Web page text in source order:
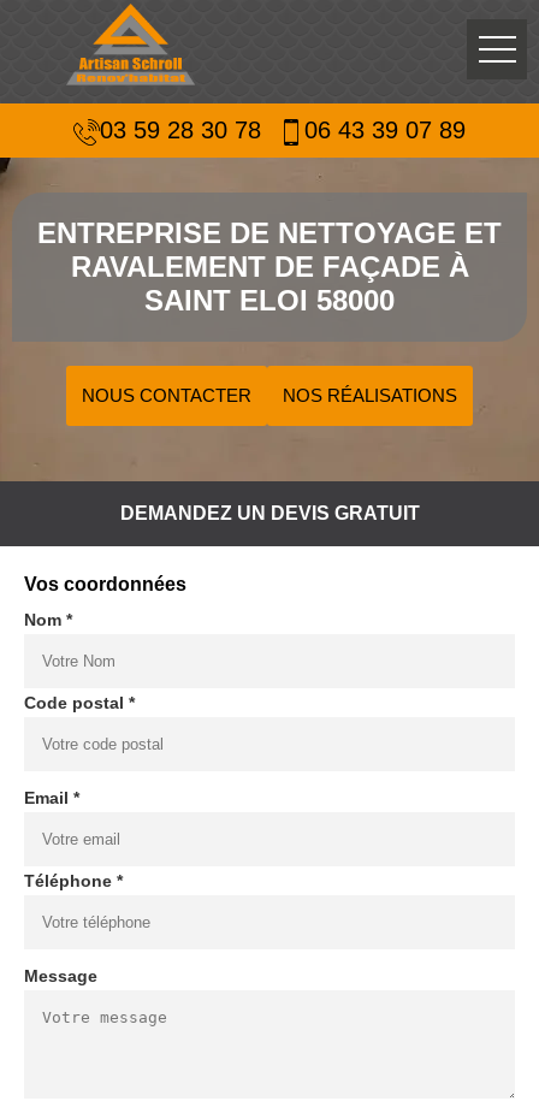
03 59 28 30 78 06 43 39 07 89
ENTREPRISE DE NETTOYAGE ET
RAVALEMENT DE FAÇADE À
SAINT ELOI 58000
NOUS CONTACTER NOS RÉALISATIONS
DEMANDEZ UN DEVIS GRATUIT
Vos coordonnées
Nom *
Code postal *
Email *
Téléphone *
Message